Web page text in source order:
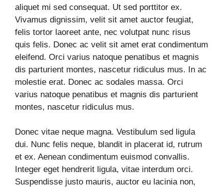
aliquet mi sed consequat. Ut sed porttitor ex.
Vivamus dignissim, velit sit amet auctor feugiat,
felis tortor laoreet ante, nec volutpat nunc risus
quis felis. Donec ac velit sit amet erat condimentum
eleifend. Orci varius natoque penatibus et magnis
dis parturient montes, nascetur ridiculus mus. In ac
molestie erat. Donec ac sodales massa. Orci
varius natoque penatibus et magnis dis parturient
montes, nascetur ridiculus mus.
Donec vitae neque magna. Vestibulum sed ligula
dui. Nunc felis neque, blandit in placerat id, rutrum
et ex. Aenean condimentum euismod convallis.
Integer eget hendrerit ligula, vitae interdum orci.
Suspendisse justo mauris, auctor eu lacinia non,